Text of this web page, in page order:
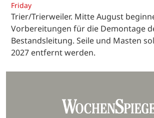
Friday
Trier/Trierweiler. Mitte August
Vorbereitungen für die Demontage
Bestandsleitung. Seile und Masten
2027 entfernt werden.